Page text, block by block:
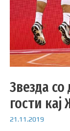
Звезда
гости
21.11.2019